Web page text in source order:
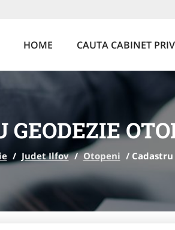
HOME CAUTA CABINET
GEODEZIE
/ Judet Ilfov / Otopeni /